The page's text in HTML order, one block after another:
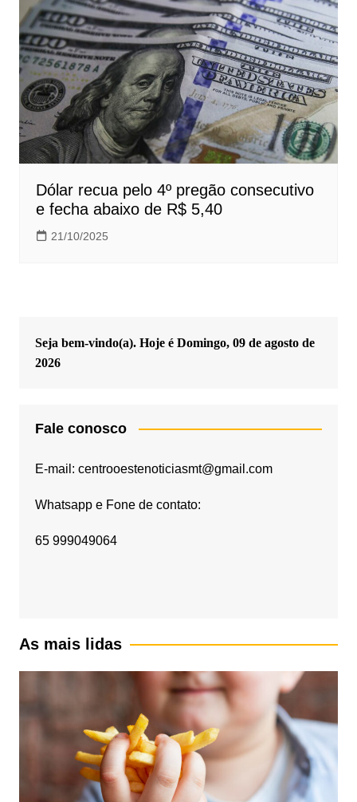
Dólar recua pelo 4º pregão consecutivo
e fecha abaixo de R$ 5,40
21/10/2025
Seja bem-vindo(a). Hoje é Domingo, 09 de agosto de
2026
Fale conosco
E-mail: centrooestenoticiasmt@gmail.com
Whatsapp e Fone de contato:
65 999049064
As mais lidas